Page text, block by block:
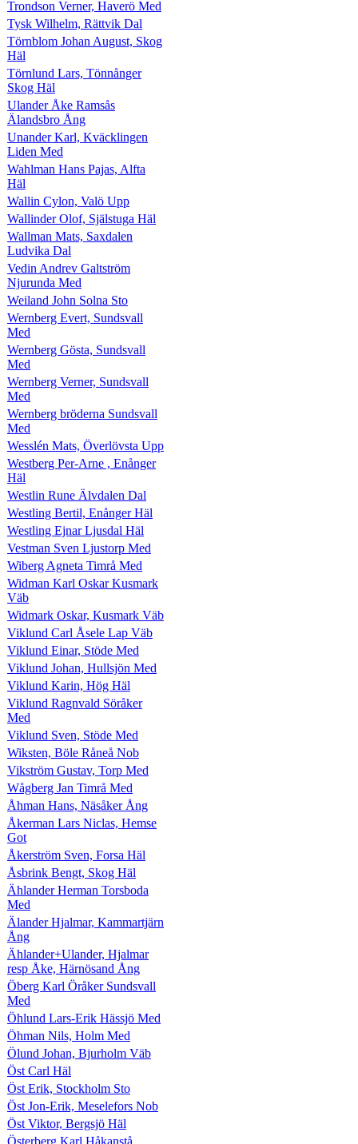
Trondson Verner, Haverö Med
Tysk Wilhelm, Rättvik Dal
Törnblom Johan August, Skog
Häl
Törnlund Lars, Tönnånger
Skog Häl
Ulander Åke Ramsås
Älandsbro Ång
Unander Karl, Kväcklingen
Liden Med
Wahlman Hans Pajas, Alfta
Häl
Wallin Cylon, Valö Upp
Wallinder Olof, Själstuga Häl
Wallman Mats, Saxdalen
Ludvika Dal
Vedin Andrev Galtström
Njurunda Med
Weiland John Solna Sto
Wernberg Evert, Sundsvall
Med
Wernberg Gösta, Sundsvall
Med
Wernberg Verner, Sundsvall
Med
Wernberg bröderna Sundsvall
Med
Wesslén Mats, Överlövsta Upp
Westberg Per-Arne , Enånger
Häl
Westlin Rune Älvdalen Dal
Westling Bertil, Enånger Häl
Westling Ejnar Ljusdal Häl
Vestman Sven Ljustorp Med
Wiberg Agneta Timrå Med
Widman Karl Oskar Kusmark
Väb
Widmark Oskar, Kusmark Väb
Viklund Carl Åsele Lap Väb
Viklund Einar, Stöde Med
Viklund Johan, Hullsjön Med
Viklund Karin, Hög Häl
Viklund Ragnvald Söråker
Med
Viklund Sven, Stöde Med
Wiksten, Böle Råneå Nob
Vikström Gustav, Torp Med
Wågberg Jan Timrå Med
Åhman Hans, Näsåker Ång
Åkerman Lars Niclas, Hemse
Got
Åkerström Sven, Forsa Häl
Åsbrink Bengt, Skog Häl
Ählander Herman Torsboda
Med
Älander Hjalmar, Kammartjärn
Ång
Ählander+Ulander, Hjalmar
resp Åke, Härnösand Ång
Öberg Karl Öråker Sundsvall
Med
Öhlund Lars-Erik Hässjö Med
Öhman Nils, Holm Med
Ölund Johan, Bjurholm Väb
Öst Carl Häl
Öst Erik, Stockholm Sto
Öst Jon-Erik, Meselefors Nob
Öst Viktor, Bergsjö Häl
Österberg Karl Håkanstå